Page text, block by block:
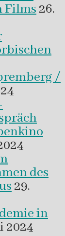
Films26.
/
des
29.
in
2024